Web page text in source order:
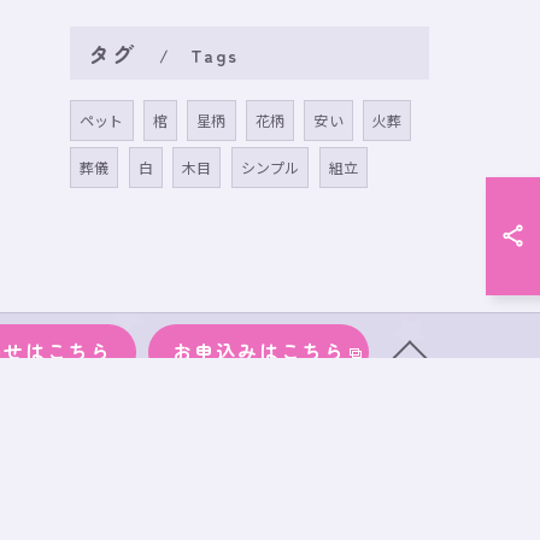
タグ Tags
ペット 棺 星柄 花柄 安い 火葬
葬儀 白 木目 シンプル 組立
はこちら お申込みはこちら